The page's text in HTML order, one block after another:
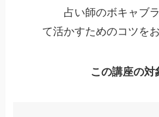
占い師のボキャブ
て活かすためのコツを
この講座の対